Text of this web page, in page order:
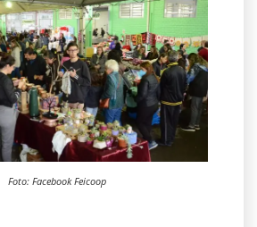
Foto: Facebook Feicoop